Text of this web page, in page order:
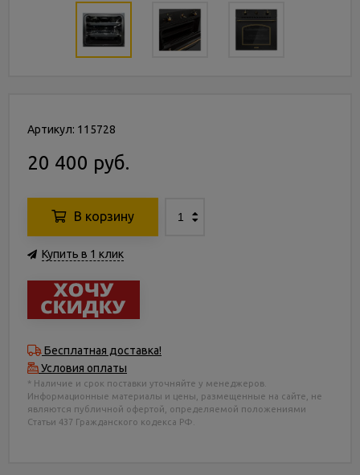
Артикул: 115728
20 400 руб.
В корзину
Купить в 1 клик
Бесплатная доставка!
Условия оплаты
* Наличие и срок поставки уточняйте у менеджеров.
Информационные материалы и цены, размещенные на сайте, не
являются публичной офертой, определяемой положениями
Статьи 437 Гражданского кодекса РФ.